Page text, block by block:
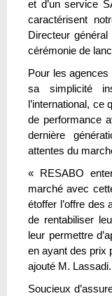
et d’un service
caractérisent
Directeur
cérémonie de
Pour les
sa simplicité
l’international, ce
de performance
dernière
attentes du
« RESABO
marché avec
étoffer l’offre des
de rentabiliser
leur permettre
en ayant des prix
ajouté M. Lassadi.
Soucieux